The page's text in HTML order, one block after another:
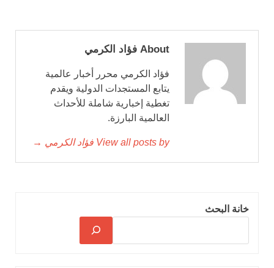
About فؤاد الكرمي
فؤاد الكرمي محرر أخبار عالمية
يتابع المستجدات الدولية ويقدم
تغطية إخبارية شاملة للأحداث
العالمية البارزة.
View all posts by فؤاد الكرمي →
خانة البحث